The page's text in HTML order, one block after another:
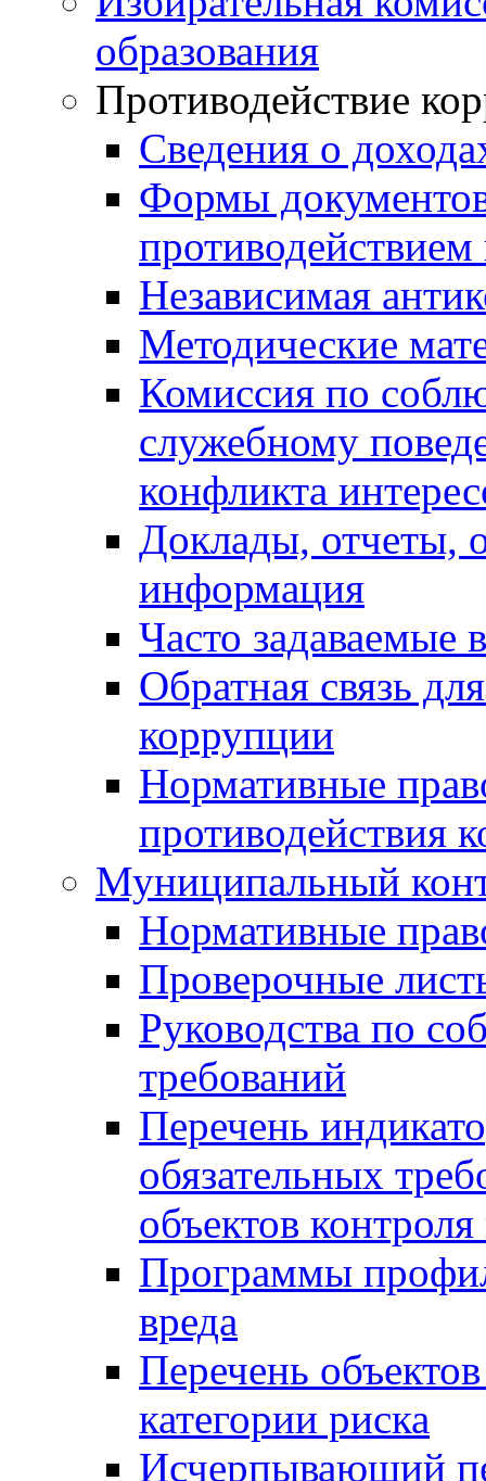
образования
Противодействие
Сведения о
Формы
Независимая
Методические
Комиссия по
служебному
конфликта
Доклады, отчеты,
информация
Часто задаваемые
Обратная связь
коррупции
Нормативные
противодействия
Муниципальный
Нормативные
Проверочные
Руководства по
требований
Перечень
обязательных
объектов
Программы
вреда
Перечень
категории риска
Исчерпывающий